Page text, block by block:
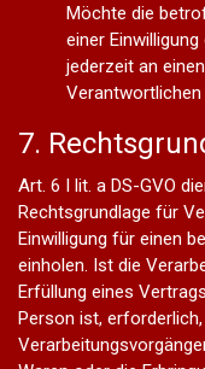
Möchte die
einer
jederzeit an
Verantwortlichen
7.
Art. 6 I lit. a DS-GVO
Rechtsgrundlage für
Einwilligung für einen
einholen. Ist die
Erfüllung eines
Person ist,